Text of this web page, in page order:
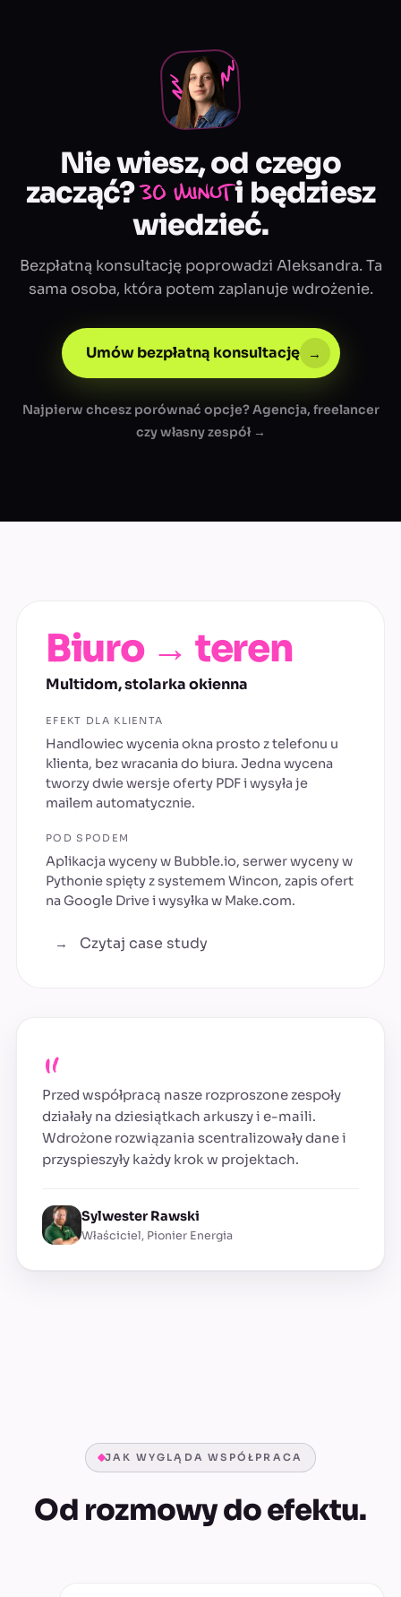
Nie wiesz, od czego
zacząć?30 minuti będziesz
wiedzieć.
Bezpłatną konsultację poprowadzi Aleksandra. Ta
sama osoba, która potem zaplanuje wdrożenie.
Umów bezpłatną konsultację →
Najpierw chcesz porównać opcje? Agencja, freelancer
czy własny zespół →
Biuro → teren
Multidom, stolarka okienna
EFEKT DLA KLIENTA
Handlowiec wycenia okna prosto z telefonu u
klienta, bez wracania do biura. Jedna wycena
tworzy dwie wersje oferty PDF i wysyła je
mailem automatycznie.
POD SPODEM
Aplikacja wyceny w Bubble.io, serwer wyceny w
Pythonie spięty z systemem Wincon, zapis ofert
na Google Drive i wysyłka w Make.com.
→ Czytaj case study
„
Przed współpracą nasze rozproszone zespoły
działały na dziesiątkach arkuszy i e-maili.
Wdrożone rozwiązania scentralizowały dane i
przyspieszyły każdy krok w projektach.
Sylwester Rawski
Właściciel, Pionier Energia
JAK WYGLĄDA WSPÓŁPRACA
Od rozmowy do efektu.